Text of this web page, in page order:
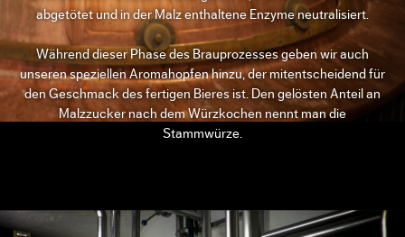
abgetötet und in der Malz enthaltene Enzyme neutralisiert.
Während dieser Phase des Brauprozesses geben wir auch
unseren speziellen Aromahopfen hinzu, der mitentscheidend für
den Geschmack des fertigen Bieres ist. Den gelösten Anteil an
Malzzucker nach dem Würzkochen nennt man die
Stammwürze.